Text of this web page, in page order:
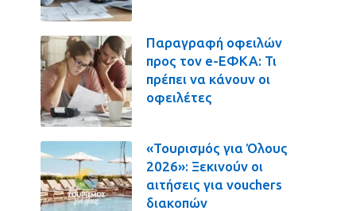
Παραγραφή οφειλών
προς τον e-ΕΦΚΑ: Τι
πρέπει να κάνουν οι
οφειλέτες
«Τουρισμός για Όλους
2026»: Ξεκινούν οι
αιτήσεις για vouchers
διακοπών